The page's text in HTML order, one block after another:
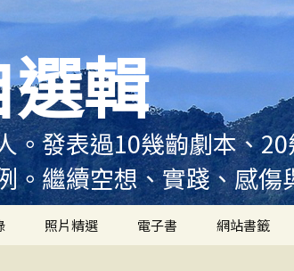
輯
。發表過10幾齣劇本、
。繼續空想、實踐、感傷
照片精選 電子書 網站書籤